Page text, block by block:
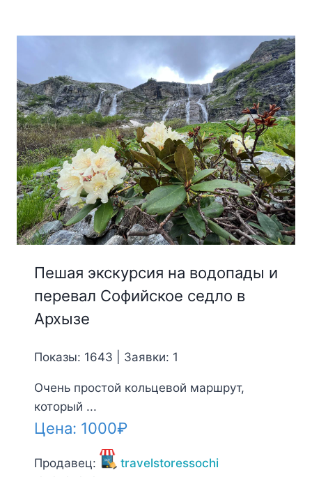
Пешая экскурсия на водопады и
перевал Софийское седло в
Архызе
Показы: 1643 | Заявки: 1
Очень простой кольцевой маршрут,
который ...
Цена: 1000₽
Продавец: travelstoressochi